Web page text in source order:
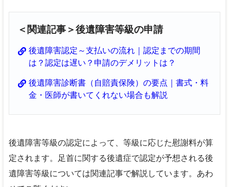
＜関連記事＞後遺障害等級の申請
後遺障害認定～支払いの流れ｜認定までの期間
は？認定は遅い？申請のデメリットは？
後遺障害診断書（自賠責保険）の要点｜書式・料
金・医師が書いてくれない場合も解説
後遺障害等級の認定によって、等級に応じた慰謝料が算
定されます。足首に関する後遺症で認定が予想される後
遺障害等級については関連記事で解説しています。あわ